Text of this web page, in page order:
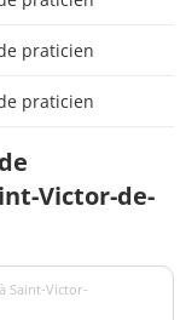
praticien
praticien
Victor-de-
Saint-Victor-